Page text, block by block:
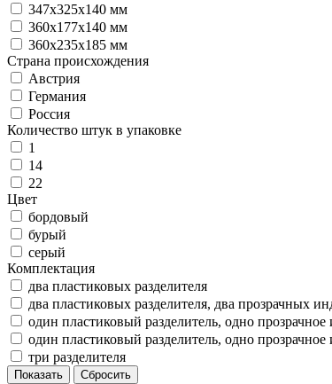
347х325х140 мм
360х177х140 мм
360х235х185 мм
Страна происхождения
Австрия
Германия
Россия
Количество штук в упаковке
1
14
22
Цвет
бордовый
бурый
серый
Комплектация
два пластиковых разделителя
два пластиковых разделителя, два прозрачных
один пластиковый разделитель, одно прозрачное
один пластиковый разделитель, одно прозрачное
три разделителя
Показать Сбросить